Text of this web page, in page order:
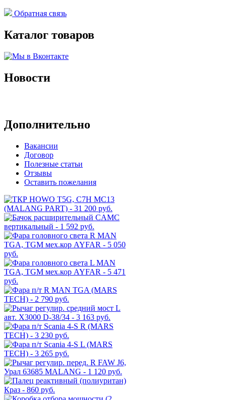
Обратная связь
Каталог товаров
Новости
Дополнительно
Вакансии
Договор
Полезные статьи
Отзывы
Оставить пожелания